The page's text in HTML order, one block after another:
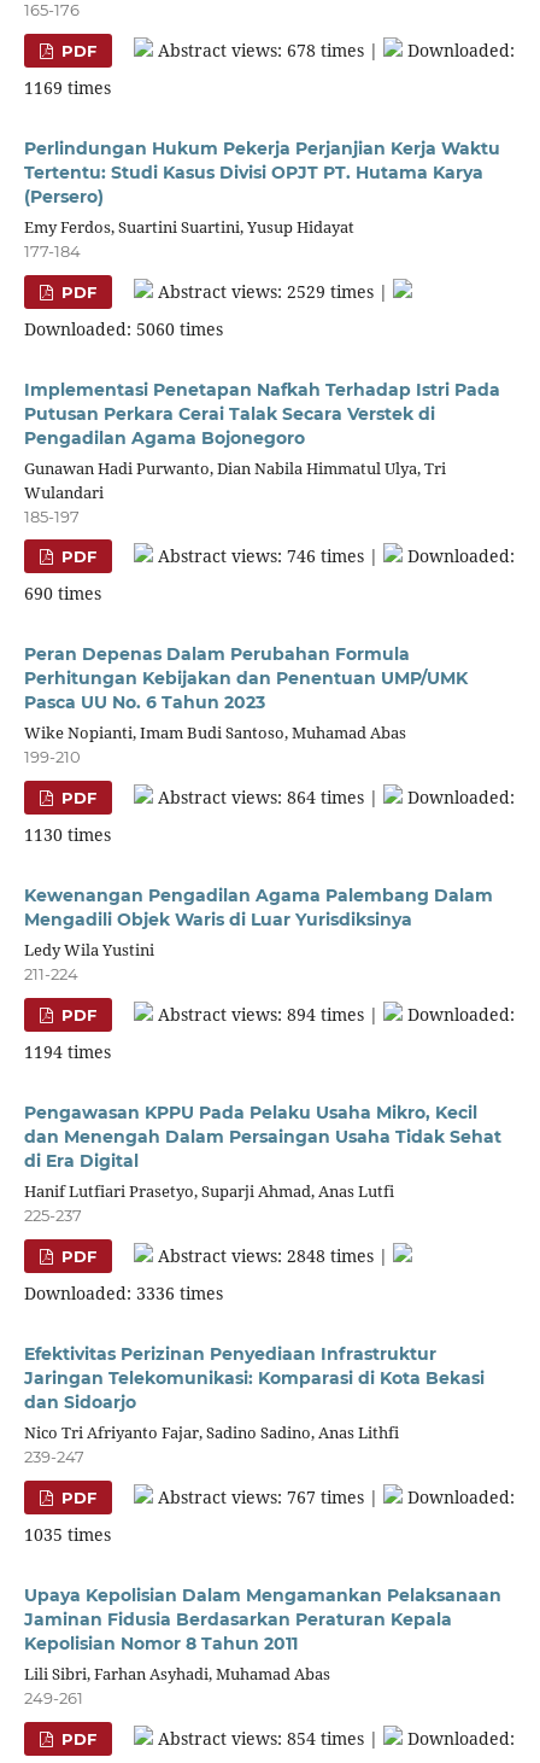
165-176
PDF Abstract views: 678 times |
Downloaded:
1169 times
Perlindungan Hukum Pekerja Perjanjian Kerja Waktu
Tertentu: Studi Kasus Divisi OPJT PT. Hutama Karya
(Persero)
Emy Ferdos, Suartini Suartini, Yusup Hidayat
177-184
PDF
Abstract views: 2529 times |
Downloaded: 5060 times
Implementasi Penetapan Nafkah Terhadap Istri Pada
Putusan Perkara Cerai Talak Secara Verstek di
Pengadilan Agama Bojonegoro
Gunawan Hadi Purwanto, Dian Nabila Himmatul Ulya, Tri
Wulandari
185-197
PDF Abstract views: 746 times |
Downloaded:
690 times
Peran Depenas Dalam Perubahan Formula
Perhitungan Kebijakan dan Penentuan UMP/UMK
Pasca UU No. 6 Tahun 2023
Wike Nopianti, Imam Budi Santoso, Muhamad Abas
199-210
PDF Abstract views: 864 times |
Downloaded:
1130 times
Kewenangan Pengadilan Agama Palembang Dalam
Mengadili Objek Waris di Luar Yurisdiksinya
Ledy Wila Yustini
211-224
PDF Abstract views: 894 times |
Downloaded:
1194 times
Pengawasan KPPU Pada Pelaku Usaha Mikro, Kecil
dan Menengah Dalam Persaingan Usaha Tidak Sehat
di Era Digital
Hanif Lutfiari Prasetyo, Suparji Ahmad, Anas Lutfi
225-237
PDF
Abstract views: 2848 times |
Downloaded: 3336 times
Efektivitas Perizinan Penyediaan Infrastruktur
Jaringan Telekomunikasi: Komparasi di Kota Bekasi
dan Sidoarjo
Nico Tri Afriyanto Fajar, Sadino Sadino, Anas Lithfi
239-247
PDF Abstract views: 767 times |
Downloaded:
1035 times
Upaya Kepolisian Dalam Mengamankan Pelaksanaan
Jaminan Fidusia Berdasarkan Peraturan Kepala
Kepolisian Nomor 8 Tahun 2011
Lili Sibri, Farhan Asyhadi, Muhamad Abas
249-261
PDF Abstract views: 854 times |
Downloaded: